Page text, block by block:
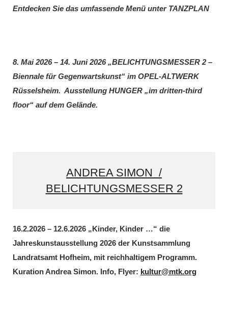
Entdecken Sie das umfassende Menü unter TANZPLAN
8. Mai 2026 – 14. Juni 2026 „BELICHTUNGSMESSER 2 –
Biennale für Gegenwartskunst“ im OPEL-ALTWERK
Rüsselsheim. Ausstellung HUNGER „im dritten-third
floor“ auf dem Gelände.
ANDREA SIMON /
BELICHTUNGSMESSER 2
16.2.2026 – 12.6.2026 „Kinder, Kinder …“ die
Jahreskunstausstellung 2026 der Kunstsammlung
Landratsamt Hofheim, mit reichhaltigem Programm.
Kuration Andrea Simon. Info, Flyer: kultur@mtk.org